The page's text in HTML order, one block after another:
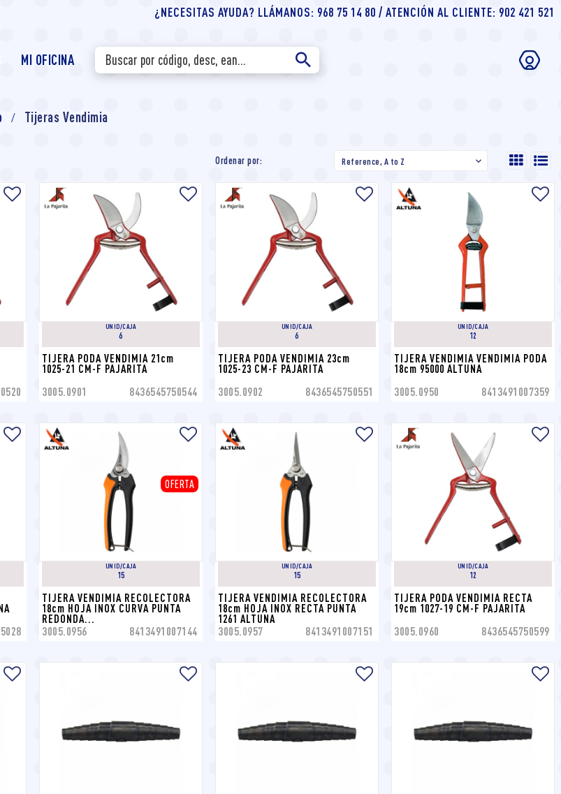
¿NECESITAS AYUDA? LLÁMANOS: 968 75 14 80 / ATENCIÓN AL CLIENTE: 902 421 521
MI OFICINA
Tijeras Vendimia
Ordenar por: Reference, A to Z 
UNID/CAJA
6
TIJERA PODA VENDIMIA 21cm
1025-21 CM-F PAJARITA
3005.0901 8436545750544
UNID/CAJA
6
TIJERA PODA VENDIMIA 23cm
1025-23 CM-F PAJARITA
3005.0902 8436545750551
UNID/CAJA
12
TIJERA VENDIMIA VENDIMIA PODA
18cm 95000 ALTUNA
3005.0950 8413491007359
OFERTA
UNID/CAJA
15
TIJERA VENDIMIA RECOLECTORA
18cm HOJA INOX CURVA PUNTA
REDONDA...
3005.0956 8413491007144
UNID/CAJA
15
TIJERA VENDIMIA RECOLECTORA
18cm HOJA INOX RECTA PUNTA
1261 ALTUNA
3005.0957 8413491007151
UNID/CAJA
12
TIJERA PODA VENDIMIA RECTA
19cm 1027-19 CM-F PAJARITA
3005.0960 8436545750599